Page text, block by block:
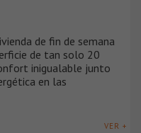
de fin de semana
de tan solo 20
inigualable junto
en las
VER +